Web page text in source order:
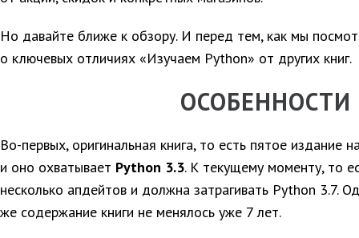
Но давайте ближе к обзору. И перед тем, как мы
о ключевых отличиях «Изучаем Python» от других книг.
Во-первых, оригинальная книга, то есть пятое издание
и оно охватывает Python 3.3. К текущему моменту, то
несколько апдейтов и должна затрагивать Python 3.7.
же содержание книги не менялось уже 7 лет.